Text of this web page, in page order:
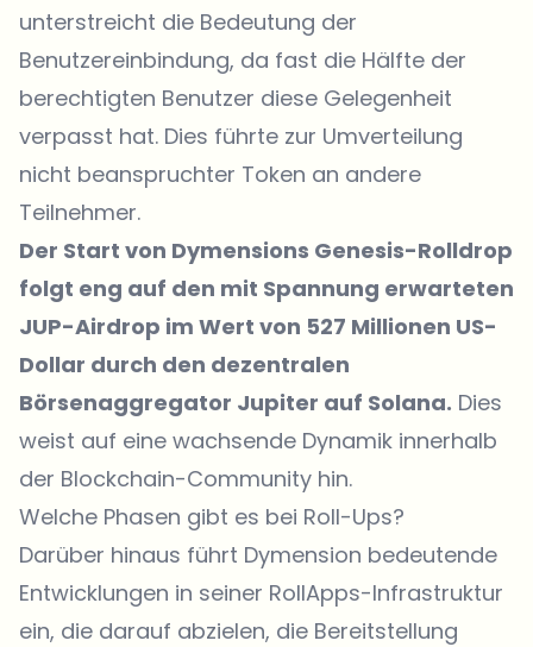
unterstreicht die Bedeutung der
Benutzereinbindung, da fast die Hälfte der
berechtigten Benutzer diese Gelegenheit
verpasst hat. Dies führte zur Umverteilung
nicht beanspruchter Token an andere
Teilnehmer.
Der Start von Dymensions Genesis-Rolldrop
folgt eng auf den mit Spannung erwarteten
JUP-Airdrop im Wert von 527 Millionen US-
Dollar durch den dezentralen
Börsenaggregator Jupiter auf Solana. Dies
weist auf eine wachsende Dynamik innerhalb
der Blockchain-Community hin.
Welche Phasen gibt es bei Roll-Ups?
Darüber hinaus führt Dymension bedeutende
Entwicklungen in seiner RollApps-Infrastruktur
ein, die darauf abzielen, die Bereitstellung